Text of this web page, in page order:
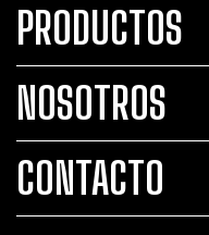
PRODUCTOS
NOSOTROS
CONTACTO